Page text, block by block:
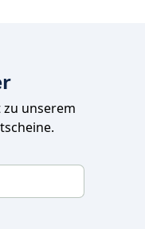
zu unserem